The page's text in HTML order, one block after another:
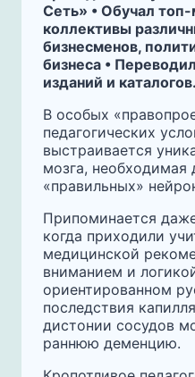
Сеть» • Обучал
коллективы
бизнесменов,
бизнеса •
изданий и каталогов.
В особых
педагогических
выстраивается
мозга, необходимая
«правильных»
Припоминается
когда приходили
медицинской
вниманием и
ориентированном
последствия
дистонии сосудов
раннюю деменцию.